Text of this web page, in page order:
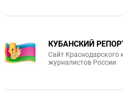
КУБАНСКИЙ
Сайт Краснодарского
журналистов России